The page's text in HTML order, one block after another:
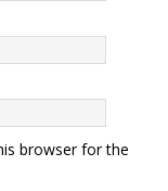
browser for the